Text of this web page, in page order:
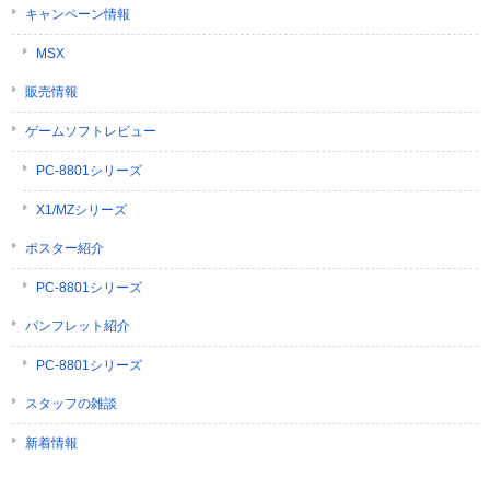
キャンペーン情報
MSX
販売情報
ゲームソフトレビュー
PC-8801シリーズ
X1/MZシリーズ
ポスター紹介
PC-8801シリーズ
パンフレット紹介
PC-8801シリーズ
スタッフの雑談
新着情報